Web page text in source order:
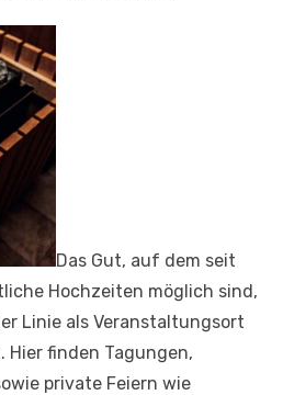
Das Gut, auf dem seit
Hochzeiten möglich sind,
Linie als Veranstaltungsort
Hier finden Tagungen,
private Feiern wie